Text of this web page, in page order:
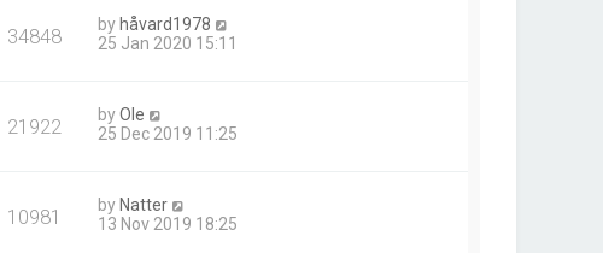
34848 by håvard1978
25 Jan 2020 15:11
21922 byOle
25 Dec 2019 11:25
10981 by Natter
13 Nov 2019 18:25